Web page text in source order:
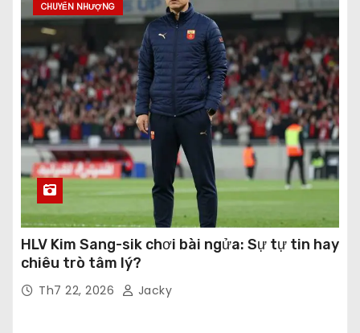
CHUYỂN NHƯỢNG
HLV Kim Sang-sik chơi bài ngửa: Sự tự tin hay
chiêu trò tâm lý?
Th7 22, 2026 Jacky